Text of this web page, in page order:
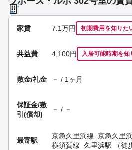
家賃 7.1万円 初期費用を知りた
共益費 4,100円 入居可能時期を知
敷金/礼金 － / 1ヶ月
保証金/敷
引(償却)
－ / －
最寄駅
京急久里浜線 京急久里
横須賀線
久里浜駅 （徒